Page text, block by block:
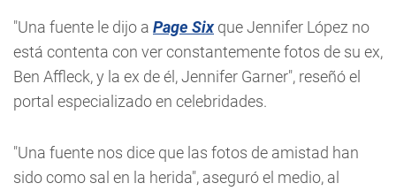
"Una fuente le dijo a Page Sixque Jennifer López no
está contenta con ver constantemente fotos de su ex,
Ben Affleck, y la ex de él, Jennifer Garner", reseñó el
portal especializado en celebridades.
"Una fuente nos dice que las fotos de amistad han
sido como sal en la herida", aseguró el medio, al